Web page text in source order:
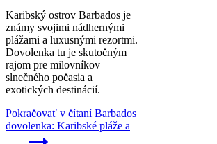
Karibský ostrov Barbados je
známy svojimi nádhernými
plážami a luxusnými rezortmi.
Dovolenka tu je skutočným
rajom pre milovníkov
slnečného počasia a
exotických destinácií.
Pokračovať v čítaníBarbados
dovolenka: Karibské pláže a